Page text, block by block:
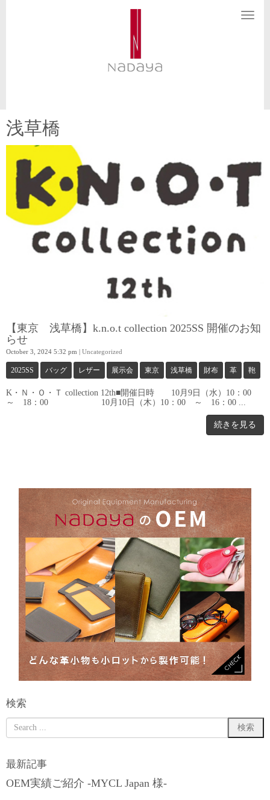
N
浅草橋
【東京 浅草橋】k.n.o.t collection 2025SS 開催のお知
らせ
October 3, 2024 5:32 pm | Uncategorized
2025SS バッグ レザー 展示会 東京 浅草橋 財布 革 鞄
K・Ｎ・Ｏ・Ｔ collection 12th■開催日時 10月9日（水）10：00
～ 18：00 10月10日（木）10：00 ～ 16：00 ...
続きを見る
検索
最新記事
OEM実績ご紹介 -MYCL Japan 様-